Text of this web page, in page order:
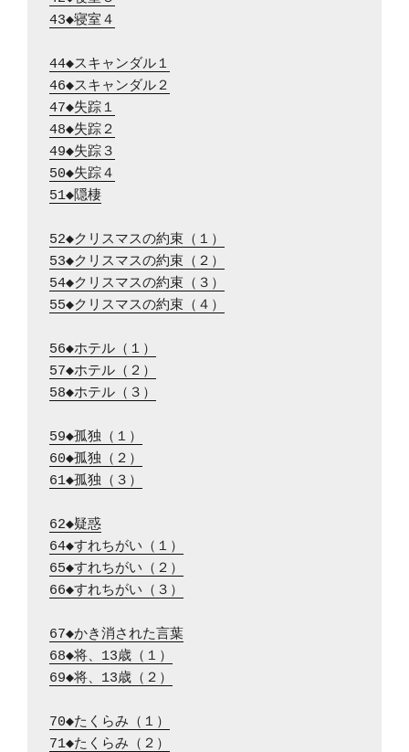
43◆寝室４
44◆スキャンダル１
46◆スキャンダル２
47◆失踪１
48◆失踪２
49◆失踪３
50◆失踪４
51◆隠棲
52◆クリスマスの約束（１）
53◆クリスマスの約束（２）
54◆クリスマスの約束（３）
55◆クリスマスの約束（４）
56◆ホテル（１）
57◆ホテル（２）
58◆ホテル（３）
59◆孤独（１）
60◆孤独（２）
61◆孤独（３）
62◆疑惑
64◆すれちがい（１）
65◆すれちがい（２）
66◆すれちがい（３）
67◆かき消された言葉
68◆将、13歳（１）
69◆将、13歳（２）
70◆たくらみ（１）
71◆たくらみ（２）